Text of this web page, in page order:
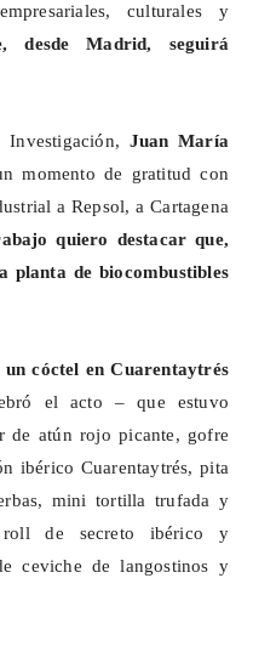
culturales y
desde Madrid, seguirá
Investigación, Juan María
momento de gratitud con
a Repsol, a Cartagena
quiero destacar que,
planta de biocombustibles
un cóctel enCuarentaytrés
el acto – que estuvo
de atún rojo picante, gofre
ibérico Cuarentaytrés, pita
mini tortilla trufada y
roll de secreto ibérico y
ceviche de langostinos y